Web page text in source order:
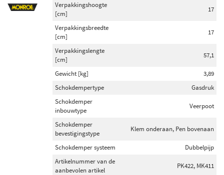
Verpakkingshoogte
[cm]
17
Verpakkingsbreedte
[cm]
17
Verpakkingslengte
[cm]
57,1
Gewicht [kg]
3,89
Schokdempertype
Gasdruk
Schokdemper
inbouwtype
Veerpoot
Schokdemper
bevestigingstype
Klem onderaan, Pen bovenaan
Schokdemper systeem
Dubbelpijp
Artikelnummer van de
aanbevolen artikel
PK422, MK411